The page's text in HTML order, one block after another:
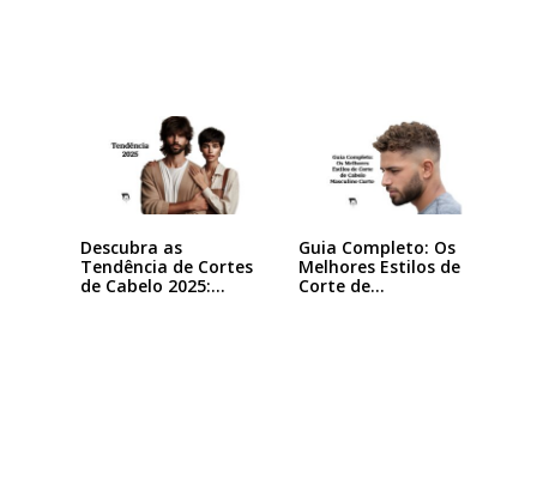
Descubra as
Tendência de Cortes
de Cabelo 2025:…
Guia Completo: Os
Melhores Estilos de
Corte de…